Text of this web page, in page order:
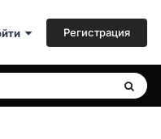
Регистрация